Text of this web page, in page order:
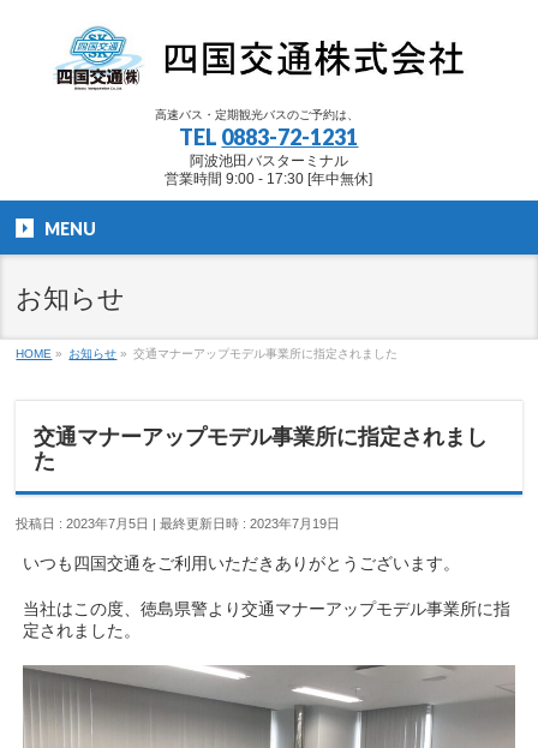
高速バス・定期観光バスのご予約は、
TEL 0883-72-1231
阿波池田バスターミナル
営業時間 9:00 - 17:30 [年中無休]
MENU
お知らせ
HOME » お知らせ » 交通マナーアップモデル事業所に指定されました
交通マナーアップモデル事業所に指定されまし
た
投稿日 : 2023年7月5日 最終更新日時 : 2023年7月19日
いつも四国交通をご利用いただきありがとうございます。
当社はこの度、徳島県警より交通マナーアップモデル事業所に指
定されました。